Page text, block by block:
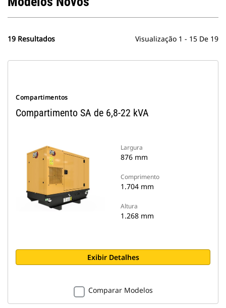
19 Resultados Visualização 1 - 15 De 19
Compartimentos
Compartimento SA de 6,8-22 kVA
Largura
876 mm
Comprimento
1.704 mm
Altura
1.268 mm
Exibir Detalhes
Comparar Modelos